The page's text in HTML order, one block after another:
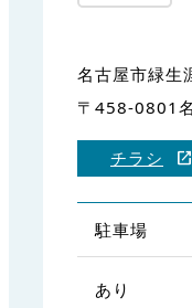
名古屋市緑生
〒458-0801
チラシ
駐車場
あり